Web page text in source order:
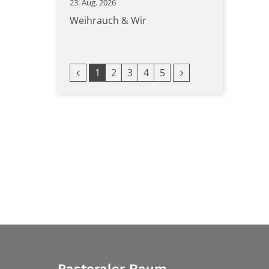
23. Aug. 2026
Weihrauch & Wir
Vorherige Seite
1 2 3 4 5 Nächste Seite